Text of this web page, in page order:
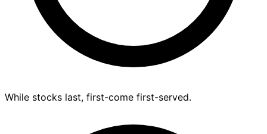
While stocks last, first-come first-served.